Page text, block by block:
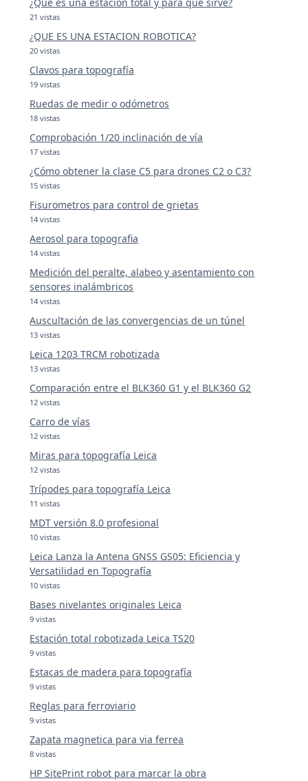
21 vistas
¿QUE ES UNA ESTACION ROBOTICA?
20 vistas
Clavos para topografía
19 vistas
Ruedas de medir o odómetros
18 vistas
Comprobación 1/20 inclinación de vía
17 vistas
¿Cómo obtener la clase C5 para drones C2 o C3?
15 vistas
Fisurometros para control de grietas
14 vistas
Aerosol para topografia
14 vistas
Medición del peralte, alabeo y asentamiento con
sensores inalámbricos
14 vistas
Auscultación de las convergencias de un túnel
13 vistas
Leica 1203 TRCM robotizada
13 vistas
Comparación entre el BLK360 G1 y el BLK360 G2
12 vistas
Carro de vías
12 vistas
Miras para topografía Leica
12 vistas
Trípodes para topografía Leica
11 vistas
MDT versión 8.0 profesional
10 vistas
Leica Lanza la Antena GNSS GS05: Eficiencia y
Versatilidad en Topografía
10 vistas
Bases nivelantes originales Leica
9 vistas
Estación total robotizada Leica TS20
9 vistas
Estacas de madera para topografía
9 vistas
Reglas para ferroviario
9 vistas
Zapata magnetica para via ferrea
8 vistas
HP SitePrint robot para marcar la obra